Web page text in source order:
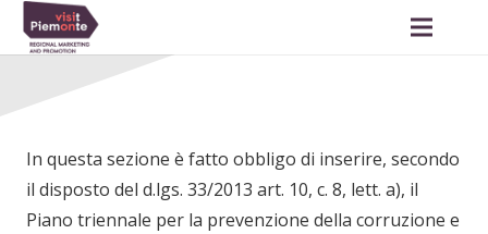
In questa sezione è fatto obbligo di inserire, secondo
il disposto del d.lgs. 33/2013 art. 10, c. 8, lett. a), il
Piano triennale per la prevenzione della corruzione e